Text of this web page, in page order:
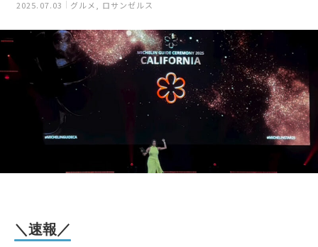
2025.07.03 グルメ ロサンゼルス
＼速報／